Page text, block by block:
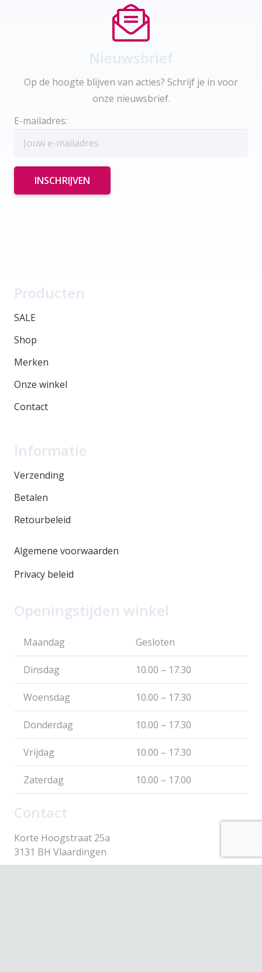
Nieuwsbrief
Op de hoogte blijven van acties? Schrijf je in voor
onze nieuwsbrief.
E-mailadres:
Producten
SALE
Shop
Merken
Onze winkel
Contact
Informatie
Verzending
Betalen
Retourbeleid
Algemene voorwaarden
Privacy beleid
Openingstijden winkel
Maandag Gesloten
Dinsdag 10.00 – 17.30
Woensdag 10.00 – 17.30
Donderdag 10.00 – 17.30
Vrijdag 10.00 – 17.30
Zaterdag 10.00 – 17.00
Contact
Korte Hoogstraat 25a
3131 BH Vlaardingen